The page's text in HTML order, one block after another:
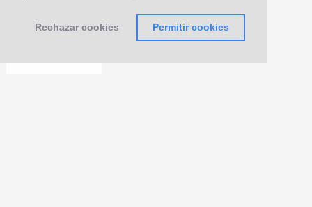
Rechazar cookies Permitir cookies